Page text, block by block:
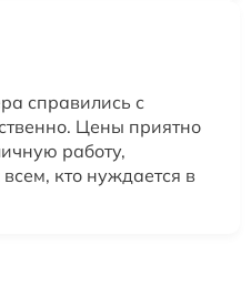
справились с
Цены приятно
работу,
кто нуждается в